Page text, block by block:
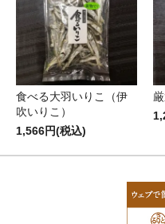
食べる大羽いりこ（伊
吹いりこ）
1,566円(税込)